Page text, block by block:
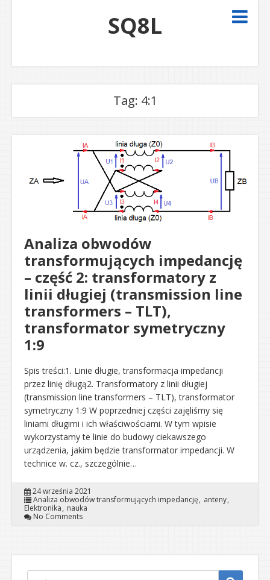
SQ8L
Tag: 4:1
Analiza obwodów
transformujących impedancję
– część 2: transformatory z
linii długiej (transmission line
transformers – TLT),
transformator symetryczny
1:9
Spis treści:1. Linie długie, transformacja impedancji
przez linię długą2. Transformatory z linii długiej
(transmission line transformers – TLT), transformator
symetryczny 1:9 W poprzedniej części zajęliśmy się
liniami długimi i ich właściwościami. W tym wpisie
wykorzystamy te linie do budowy ciekawszego
urządzenia, jakim będzie transformator impedancji. W
technice w. cz., szczególnie…
24 września 2021
Analiza obwodów transformujących impedancję
anteny
Elektronika
nauka
No Comments